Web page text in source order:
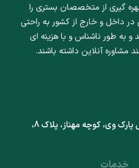
گیری از متخصصان بستری را
در داخل و خارج از کشور به راحتی
و به طور ناشناس و با هزینه ای
مشاوره آنلاین داشته باشند.
خدمات
تهران، خ ولیعصر، نرسیده به پل پارک وی، کوچه مهناز، پلاک 8،